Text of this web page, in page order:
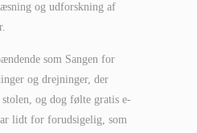
og udforskning af
som Sangen for
og drejninger, der
og dog følte gratis e-
lidt for forudsigelig, som